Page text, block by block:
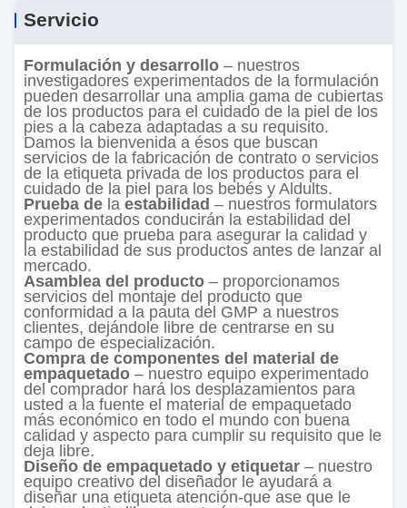
Servicio
Formulación y desarrollo – nuestros
investigadores experimentados de la formulación
pueden desarrollar una amplia gama de cubiertas
de los productos para el cuidado de la piel de los
pies a la cabeza adaptadas a su requisito.
Damos la bienvenida a ésos que buscan
servicios de la fabricación de contrato o servicios
de la etiqueta privada de los productos para el
cuidado de la piel para los bebés y Aldults.
Prueba de la estabilidad – nuestros formulators
experimentados conducirán la estabilidad del
producto que prueba para asegurar la calidad y
la estabilidad de sus productos antes de lanzar al
mercado.
Asamblea del producto – proporcionamos
servicios del montaje del producto que
conformidad a la pauta del GMP a nuestros
clientes, dejándole libre de centrarse en su
campo de especialización.
Compra de componentes del material de
empaquetado – nuestro equipo experimentado
del comprador hará los desplazamientos para
usted a la fuente el material de empaquetado
más económico en todo el mundo con buena
calidad y aspecto para cumplir su requisito que le
deja libre.
Diseño de empaquetado y etiquetar – nuestro
equipo creativo del diseñador le ayudará a
diseñar una etiqueta atención-que ase que le